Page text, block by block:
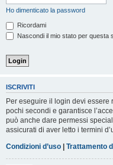
Ho dimenticato la password
Ricordami
Nascondi il mio stato per questa
ISCRIVITI
Per eseguire il login devi
pochi secondi e garantisce
può anche dare permessi
assicurati di aver letto i termini
Condizioni d’uso | Trattamento